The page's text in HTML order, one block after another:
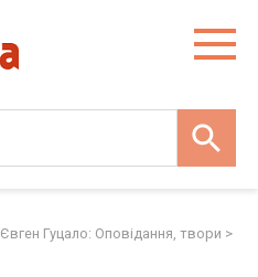
Євген Гуцало: Оповідання, твори >